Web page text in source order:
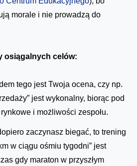
morale i nie prowadzą do
osiągalnych celów:
tego jest Twoja ocena, czy np.
jest wykonalny, biorąc pod
i możliwości zespołu.
zaczynasz biegać, to trening
w ciągu ośmiu tygodni” jest
gdy maraton w przyszłym